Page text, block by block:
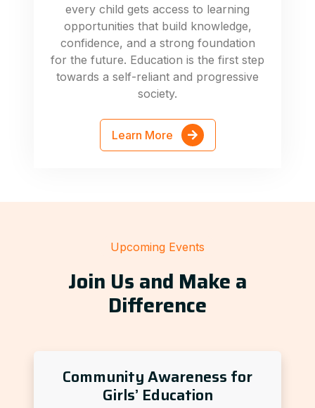
every child gets access to learning
opportunities that build knowledge,
confidence, and a strong foundation
for the future. Education is the first step
towards a self-reliant and progressive
society.
Learn More
Upcoming Events
Join Us and Make a
Difference
Community Awareness for
Girls’ Education